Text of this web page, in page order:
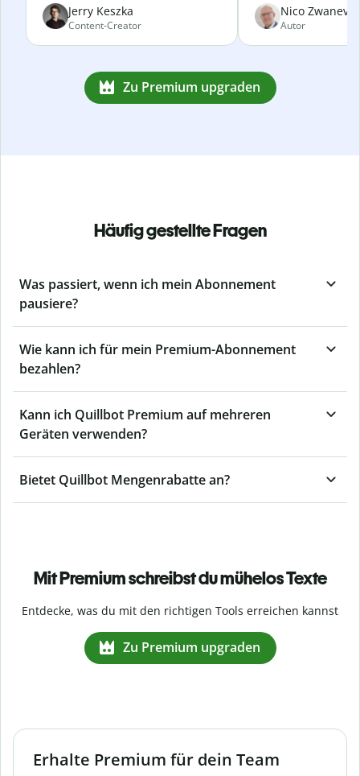
Jerry Keszka
Content-Creator
Nico
Autor
Zu Premium upgraden
Häufig gestellte Fragen
Was passiert, wenn ich mein Abonnement
pausiere?
Wie kann ich für mein Premium-Abonnement
bezahlen?
Kann ich Quillbot Premium auf mehreren
Geräten verwenden?
Bietet Quillbot Mengenrabatte an?
Mit Premium schreibst du mühelos Texte
Entdecke, was du mit den richtigen Tools erreichen kannst
Zu Premium upgraden
Erhalte Premium für dein Team